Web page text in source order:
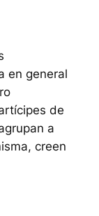
en general
de
a
creen